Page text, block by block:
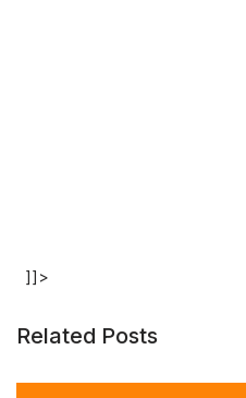
]]>
Related Posts